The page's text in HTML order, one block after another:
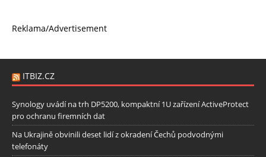
Reklama/Advertisement
ITBIZ.CZ
Synology uvádí na trh DP5200, kompaktní 1U zařízení ActiveProtect
pro ochranu firemních dat
Na Ukrajině obvinili deset lidí z okradení Čechů podvodnými
telefonáty